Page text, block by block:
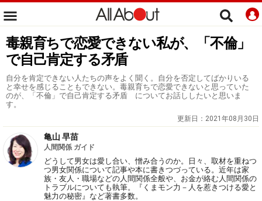
毒親育ちで恋愛できない私が、「不倫」
で自己肯定する矛盾
自分を肯定できない人たちの声をよく聞く。自分を否定してばかりいる
と幸せを感じることもできない。毒親育ちで恋愛できないと思っていた
のが、「不倫」で自己肯定する矛盾 についてお話ししたいと思いま
す。
更新日： 2021年08月30日
亀山 早苗
人間関係 ガイド
どうして男女は愛し合い、憎み合うのか。日々、取材を重ねつ
つ男女関係について記事や本に書きつづっている。近年は家
族・友人・職場などの人間関係全般や、お金が絡む人間関係の
トラブルについても執筆。『くまモン力－人を惹きつける愛と
魅力の秘密』など著書多数。